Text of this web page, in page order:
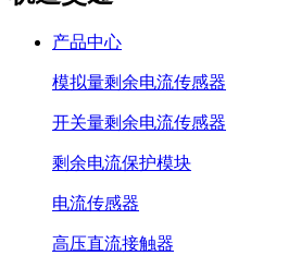
产品中心
模拟量剩余电流传感器
开关量剩余电流传感器
剩余电流保护模块
电流传感器
高压直流接触器